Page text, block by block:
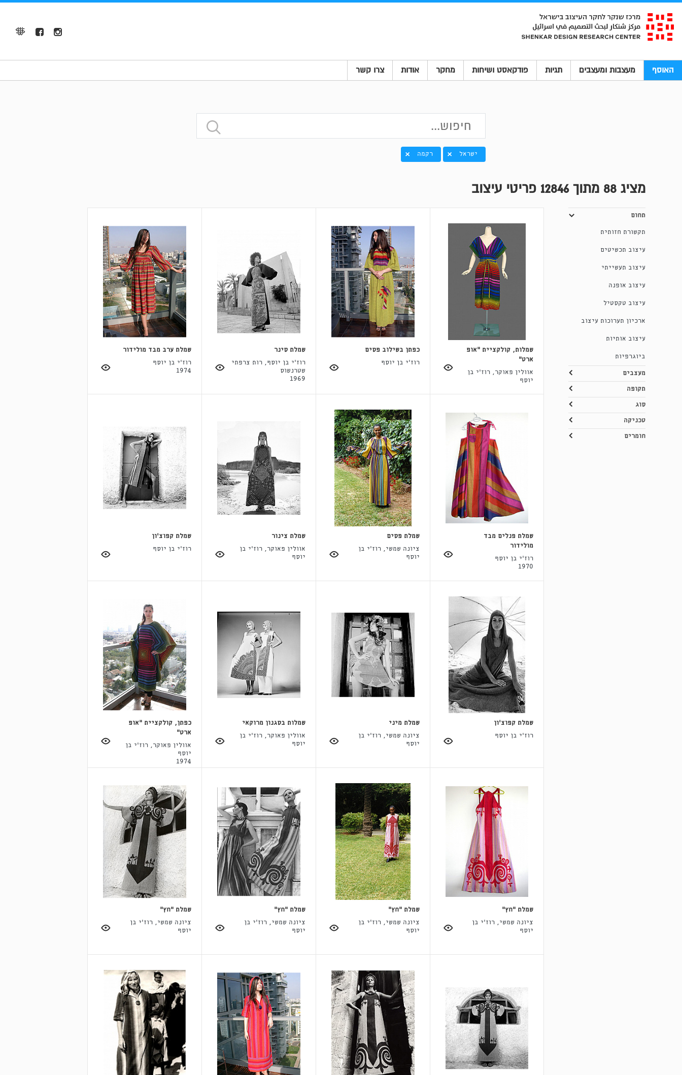
האוסף מעצבות ומעצבים תגיות פודקאסט ושיחות מחקר אודות צרו קשר
ישראל רקמה
מציג 88 מתוך 12846 פריטי עיצוב
תחום
תקשורת חזותית
עיצוב תכשיטים
עיצוב תעשייתי
עיצוב אופנה
עיצוב טקסטיל
ארכיון תערוכות עיצוב
עיצוב אותיות
ביוגרפיות
מעצבים
תקופה
סוג
טכניקה
חומרים
שמלות, קולקציית "אופ
ארט"
אוולין פאוקר, רוז'י בן
יוסף
כפתן בשילוב פסים
רוז'י בן יוסף
שמלת סינר
רוז'י בן יוסף, רות צרפתי
שטרנשוס
1969
שמלת ערב מבד מולידור
רוז'י בן יוסף
1974
שמלת פנלים מבד
מולידור
רוז'י בן יוסף
1970
שמלת פסים
ציונה שמשי, רוז'י בן
יוסף
שמלת צינור
אוולין פאוקר, רוז'י בן
יוסף
שמלת קפוצ'ון
רוז'י בן יוסף
שמלת קפוצ'ון
רוז'י בן יוסף
שמלת מיני
ציונה שמשי, רוז'י בן
יוסף
שמלות בסגנון מרוקאי
אוולין פאוקר, רוז'י בן
יוסף
כפתן, קולקציית "אופ
ארט"
אוולין פאוקר, רוז'י בן
יוסף
1974
שמלת "חץ"
ציונה שמשי, רוז'י בן
יוסף
שמלת "חץ"
ציונה שמשי, רוז'י בן
יוסף
שמלת "חץ"
ציונה שמשי, רוז'י בן
יוסף
שמלת "חץ"
ציונה שמשי, רוז'י בן
יוסף